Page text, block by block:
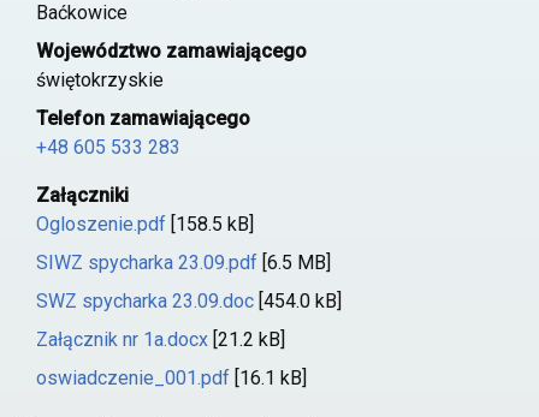
Baćkowice
Województwo zamawiającego
świętokrzyskie
Telefon zamawiającego
+48 605 533 283
Załączniki
Ogloszenie.pdf [158.5 kB]
SIWZ spycharka 23.09.pdf [6.5 MB]
SWZ spycharka 23.09.doc [454.0 kB]
Załącznik nr 1a.docx [21.2 kB]
oswiadczenie_001.pdf [16.1 kB]